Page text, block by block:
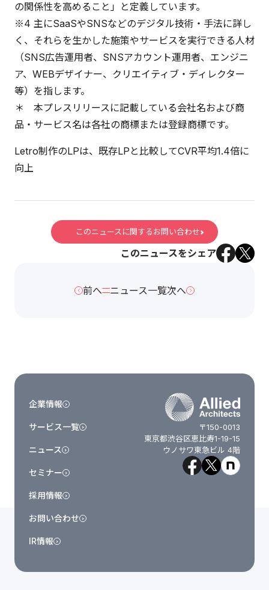
の関係性を高めること」と定義しています。
※4 主にSaaSやSNSなどのデジタル技術・手法に詳し
く、それらを生かした施策やサービスを実行できる人材
（SNS広告運用者、SNSアカウント運用者、エンジニ
ア、WEBデザイナー、クリエイティブ・ディレクター
等）を指します。
＊ 本プレスリリースに記載している会社名および商
品・サービス名は各社の商標または登録商標です。
Letro制作のLPは、既存LPと比較してCVR平均1.4倍に
向上
このニュースに関するお問い合わせ
このニュースをシェア
前へ ニュース一覧次へ
〒150-0013
東京都渋谷区恵比寿1-19-15
ウノサワ東急ビル 4階
企業情報
サービス一覧
ニュース
セミナー
採用情報
お問い合わせ
IR情報